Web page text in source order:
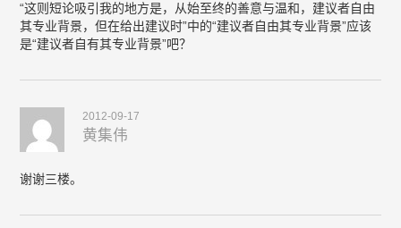
“这则短论吸引我的地方是，从始至终的善意与温和，建议者自由
其专业背景，但在给出建议时”中的“建议者自由其专业背景”应该
是“建议者自有其专业背景”吧？
2012-09-17
黄集伟
谢谢三楼。